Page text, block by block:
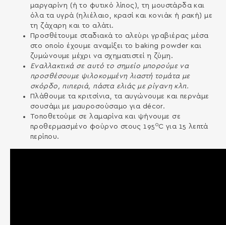
μαργαρίνη (ή το φυτικό λίπος), τη μουστάρδα και
όλα τα υγρά (ηλιέλαιο, κρασί και κονιάκ ή ρακή) με
τη ζάχαρη και το αλάτι.
Προσθέτουμε σταδιακά το αλεύρι γραβιέρας μέσα
στο οποίο έχουμε αναμίξει το baking powder και
ζυμώνουμε μέχρι να σχηματιστεί η ζύμη.
Εναλλακτικά σε αυτό το σημείο μπορούμε να
προσθέσουμε ψιλοκομμένη λιαστή τομάτα με
σκόρδο, πιπεριά, πάστα ελιάς με ρίγανη κλπ.
Πλάθουμε τα κριτσίνια, τα αυγώνουμε και περνάμε
σουσάμι με μαυροσούσαμο για décor.
Τοποθετούμε σε λαμαρίνα και ψήνουμε σε
προθερμασμένο φούρνο στους 195 0C για 15 λεπτά
περίπου.